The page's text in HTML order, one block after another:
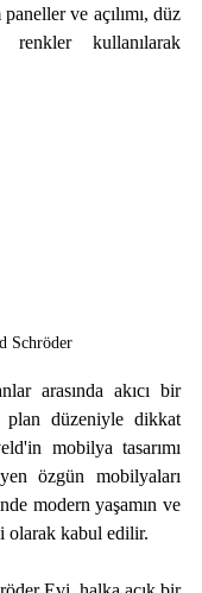
ve açılımı, düz
kullanılarak
Schröder
arasında akıcı bir
plan düzeniyle dikkat
mobilya tasarımı
özgün mobilyaları
modern yaşamın ve
olarak kabul edilir.